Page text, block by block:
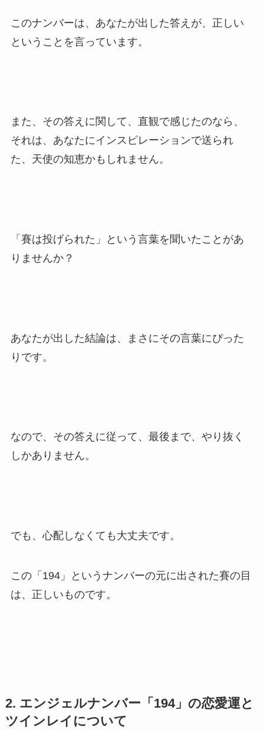
このナンバーは、あなたが出した答えが、正しい
ということを言っています。
また、その答えに関して、直観で感じたのなら、
それは、あなたにインスピレーションで送られ
た、天使の知恵かもしれません。
「賽は投げられた」という言葉を聞いたことがあ
りませんか？
あなたが出した結論は、まさにその言葉にぴった
りです。
なので、その答えに従って、最後まで、やり抜く
しかありません。
でも、心配しなくても大丈夫です。
この「194」というナンバーの元に出された賽の目
は、正しいものです。
2. エンジェルナンバー「194」の恋愛運と
ツインレイについて